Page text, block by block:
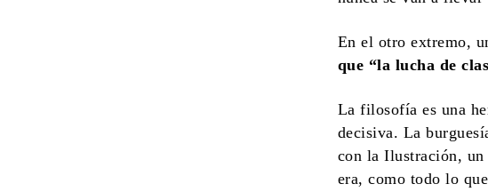
En el otro extremo,
que “la lucha de
La filosofía es una
decisiva. La
con la Ilustración,
era, como todo lo